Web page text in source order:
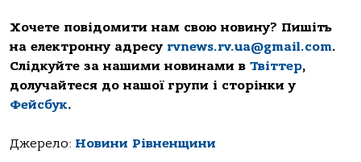
Хочете повідомити нам свою новину? Пишіть
на електронну адресу rvnews.rv.ua@gmail.com.
Слідкуйте за нашими новинами в Твіттер,
долучайтеся до нашої групи і сторінки у
Фейсбук.
Джерело: Новини Рівненщини